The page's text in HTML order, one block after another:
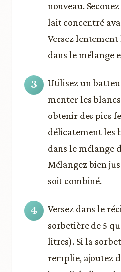
nouveau.
lait concentré
Versez
dans le mélange
Utilisez un
monter les blancs
obtenir des pics
délicatement les
dans le mélange
Mélangez bien
soit combiné.
Versez dans le
sorbetière de 5
litres). Si la
remplie, ajoutez